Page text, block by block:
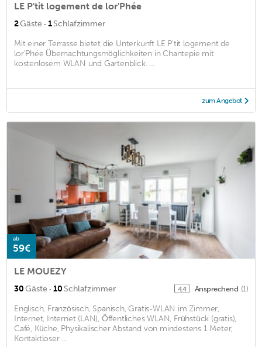
LE P'tit logement de lor'Phée
2Gäste · 1Schlafzimmer
Mit einer Terrasse bietet die Unterkunft LE P'tit logement de
lor'Phée Übernachtungsmöglichkeiten in Chantepie mit
kostenlosem WLAN und Gartenblick. ...
zum Angebot
ab
59€
LE MOUEZY
30Gäste · 10 Schlafzimmer 4,4 Ansprechend (1)
Englisch, Französisch, Spanisch, Gratis-WLAN im Zimmer,
Internet, Internet (LAN), Öffentliches WLAN, Frühstück (gratis),
Café, Küche, Physikalischer Abstand von mindestens 1 Meter,
Kontaktloser ...